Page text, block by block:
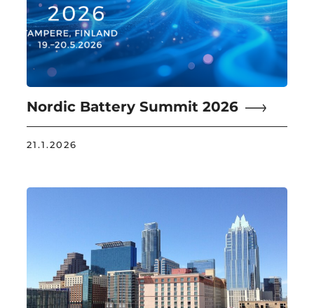
Nordic Battery Summit 2026
21.1.2026